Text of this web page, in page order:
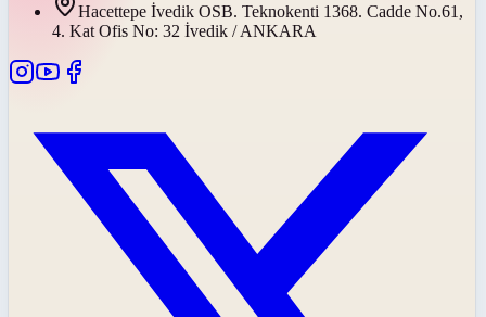
Hacettepe İvedik OSB. Teknokenti 1368. Cadde No.61,
4. Kat Ofis No: 32 İvedik / ANKARA